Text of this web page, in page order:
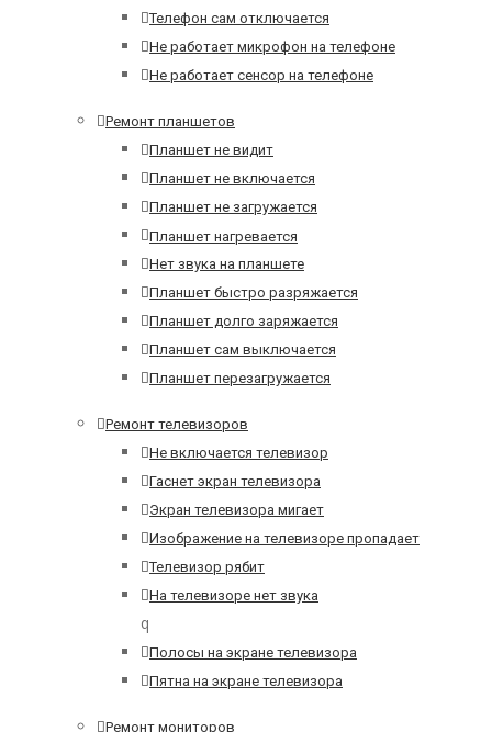
Телефон сам отключается
Не работает микрофон на телефоне
Не работает сенсор на телефоне
Ремонт планшетов
Планшет не видит
Планшет не включается
Планшет не загружается
Планшет нагревается
Нет звука на планшете
Планшет быстро разряжается
Планшет долго заряжается
Планшет сам выключается
Планшет перезагружается
Ремонт телевизоров
Не включается телевизор
Гаснет экран телевизора
Экран телевизора мигает
Изображение на телевизоре пропадает
Телевизор рябит
На телевизоре нет звука
q
Полосы на экране телевизора
Пятна на экране телевизора
Ремонт мониторов